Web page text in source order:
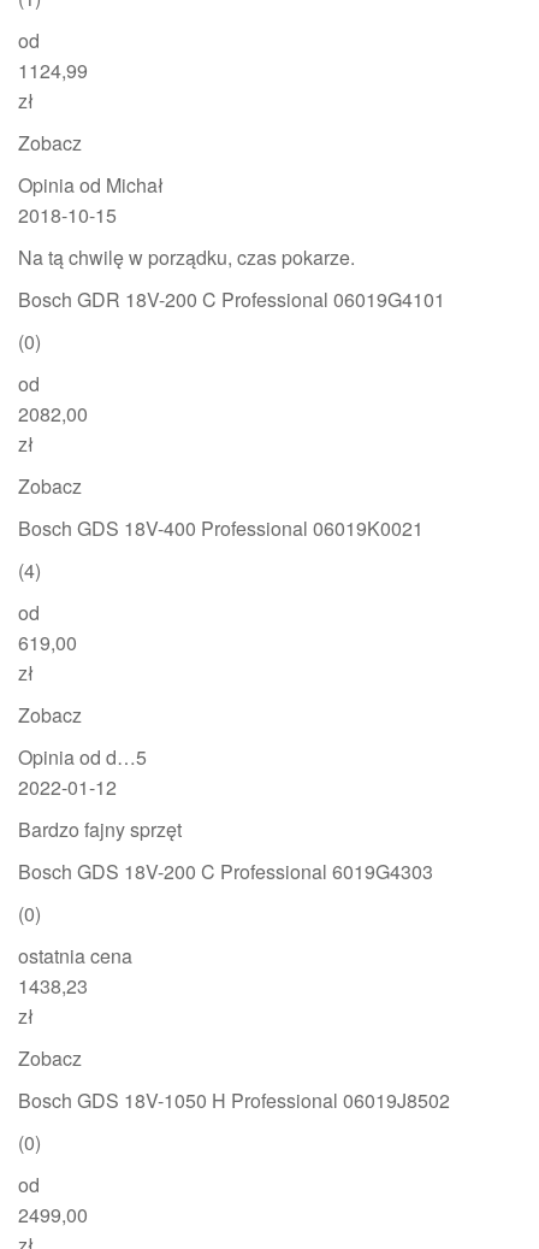
od
1124,99
zł
Zobacz
Opinia od Michał
2018-10-15
Na tą chwilę w porządku, czas pokarze.
Bosch GDR 18V-200 C Professional 06019G4101
(0)
od
2082,00
zł
Zobacz
Bosch GDS 18V-400 Professional 06019K0021
(4)
od
619,00
zł
Zobacz
Opinia od d…5
2022-01-12
Bardzo fajny sprzęt
Bosch GDS 18V-200 C Professional 6019G4303
(0)
ostatnia cena
1438,23
zł
Zobacz
Bosch GDS 18V-1050 H Professional 06019J8502
(0)
od
2499,00